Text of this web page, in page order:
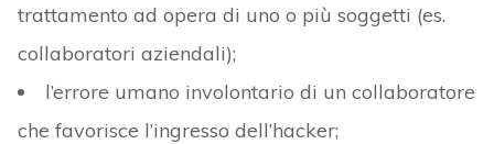
trattamento ad opera di uno o più soggetti (es.
collaboratori aziendali);
l’errore umano involontario di un collaboratore
che favorisce l’ingresso dell’hacker;